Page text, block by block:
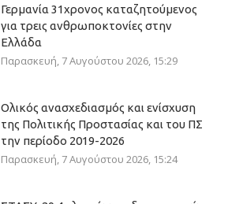
Γερμανία 31χρονος καταζητούμενος
για τρεις ανθρωποκτονίες στην
Ελλάδα
Παρασκευή, 7 Αυγούστου 2026, 15:29
Ολικός ανασχεδιασμός και ενίσχυση
της Πολιτικής Προστασίας και του ΠΣ
την περίοδο 2019-2026
Παρασκευή, 7 Αυγούστου 2026, 15:24